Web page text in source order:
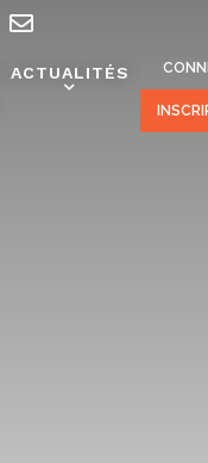
ACTUALITÉS